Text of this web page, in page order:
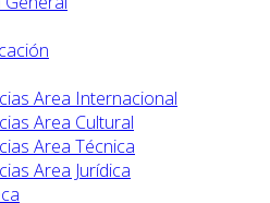
Area Internacional
Area Cultural
Area Técnica
Area Jurídica